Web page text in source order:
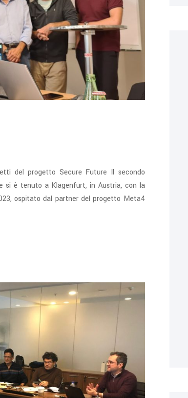
del progetto Secure Future Il secondo
si è tenuto a Klagenfurt, in Austria, con la
ospitato dal partner del progetto Meta4